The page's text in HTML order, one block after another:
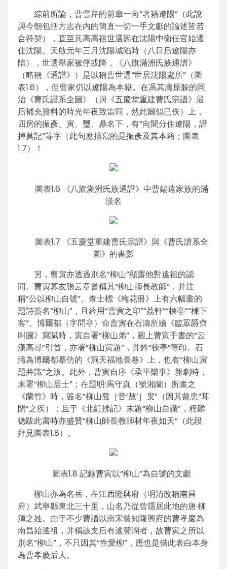
綜前所論，曹雪芹的前輩一向“著籍遼陽”（此說
與今朝包括方志在內的簡直一切一手文獻的論述皆若
合符契），直至其高高祖世選因在沈陽中衛任官始遷
住沈陽。天啟元年三月沈陽城陷時（八日后遼陽亦
陷），世選舉家被俘或降，《八旗滿洲氏族通譜》
（略稱《通譜》）是以稱曹世選“世居沈陽處所”（圖
表1.6），但曹家仍以遼陽為本籍。在馮其庸原躲的同
治《曹氏譜系全圖》（與《五慶堂重建曹氏宗譜》最
后補充資料的時光年夜致雷同，然此圖似已佚）上，
四房的振彥、寅、璽、鼎名下，有“向聞分住遼陽，譜
掉莫記”等字（此句應描寫的是振彥及其本籍；圖表
1.7）！
圖表1.6 《八旗滿洲氏族通譜》中曹錫遠家族的滿
漢名
圖表1.7 《五慶堂重建曹氏宗譜》與《曹氏譜系全
圖》的書影
另，曹寅亦透過別名“柳山”顯露他對遠祖的認
同。曹寅幕友張云章嘗稱其“柳山師長教師”，并注
稱“公以柳山自號”。查士標《梅花冊》上有六幅畫的
題詩簽名“柳山”，且鈐用“曹寅之印”“荔軒”“楝亭”“楝下
客”。博爾都（字問亭）命曹寅在石濤所繪《臨眾爵齊
叫圖》寫賦時，寅自署“柳山弟”，圖上曹寅手書的“云
漢高尋”引首，亦署“柳山寅題”，并鈐“楝亭”等印。石
濤為博爾都摹仿的《洞天福地長卷》上，也有“柳山寅
題并識”之跋。此外，曹寅自序《承平樂事》雜劇時，
末署“柳山居士”；在題明·馬守真（號湘蘭）所畫之
《蘭竹》時，簽名“柳山聱［音‘敖’］叟”（因其曾患“耳
閉”之疾）；且于《北紅拂記》末題“柳山自識”，程麟
德跋此書時亦盛贊“柳山師長教師材年夜如天”（此段
拜見圖表1.8）。
圖表1.8 記錄曹寅以“柳山”為自號的文獻
柳山亦為名岳，在江西隆興府（明清改稱南昌
府）武寧縣東北三十里，山名乃從曾隱居此地的唐·柳
渾之姓。由于不少曹譜以南宋曾知隆興府的曹孝慶為
南昌始遷祖，并稱該支后有遷豐潤者，故曹寅之所以
別名“柳山”，不只因其“性愛柳”，應也是借此表白本身
為曹孝慶后人。